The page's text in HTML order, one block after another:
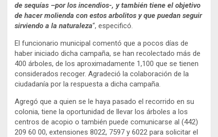
de sequías –por los incendios-, y también tiene el objetivo
de hacer molienda con estos arbolitos y que puedan seguir
sirviendo a la naturaleza“, especificó.
El funcionario municipal comentó que a pocos días de
haber iniciado dicha campaña, se han recolectado más de
400 árboles, de los aproximadamente 1,100 que se tienen
considerados recoger. Agradeció la colaboración de la
ciudadanía por la respuesta a dicha campaña.
Agregó que a quien se le haya pasado el recorrido en su
colonia, tiene la oportunidad de llevar los árboles a los
centros de acopio o también puede comunicarse al (442)
209 60 00, extensiones 8022, 7597 y 6022 para solicitar el